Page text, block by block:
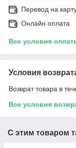
Перевод на
Онлайн оплата
Все условия
Условия
Возврат товара в
Все условия
С этим товаром